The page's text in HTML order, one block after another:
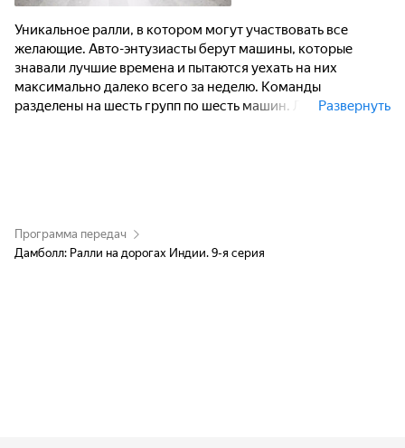
Уникальное ралли, в котором могут участвовать все
желающие. Авто-энтузиасты берут машины, которые
знавали лучшие времена и пытаются уехать на них
максимально далеко всего за неделю. Команды
разделены на шесть групп по шесть машин. Лучшая из них
Развернуть
Программа передач
Дамболл: Ралли на дорогах Индии. 9-я серия